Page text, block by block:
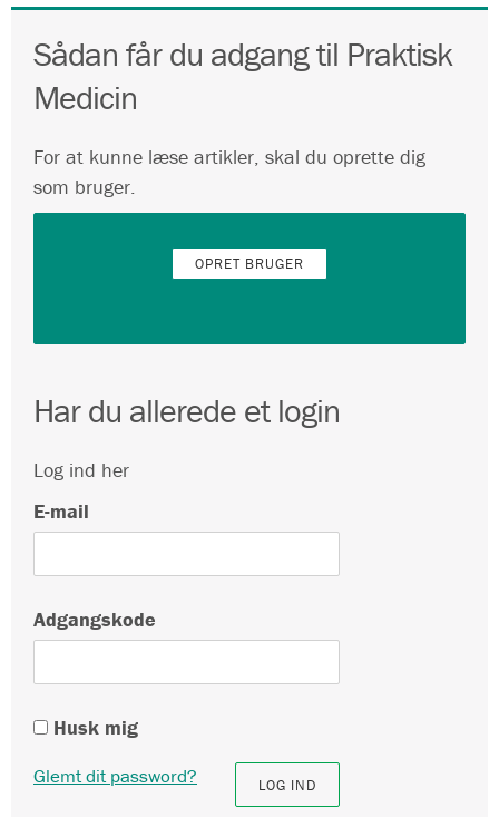
Sådan får du adgang til Praktisk
Medicin
For at kunne læse artikler, skal du oprette dig
som bruger.
OPRET BRUGER
Har du allerede et login
Log ind her
E-mail
Adgangskode
Husk mig
Glemt dit password?